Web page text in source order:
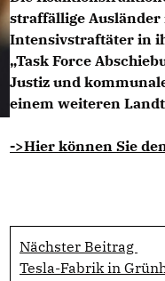
straffällige
Intensivstraftäter in
Task Force
Justiz und
einem weiteren
->Hier können Sie
Nächster Beitrag
Tesla-Fabrik in